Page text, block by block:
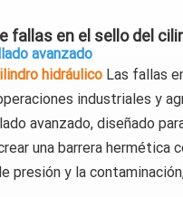
fallas en el sello del
avanzado
hidráulicoLas fallas
industriales y
avanzado, diseñado
una barrera
presión y la